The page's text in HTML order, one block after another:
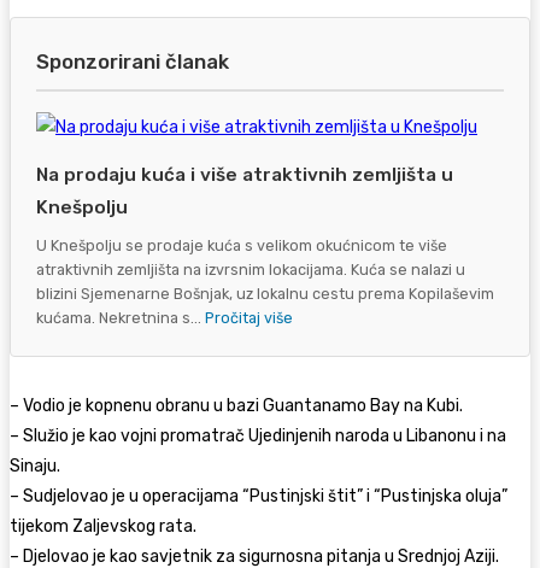
Sponzorirani članak
Na prodaju kuća i više atraktivnih zemljišta u
Knešpolju
U Knešpolju se prodaje kuća s velikom okućnicom te više
atraktivnih zemljišta na izvrsnim lokacijama. Kuća se nalazi u
blizini Sjemenarne Bošnjak, uz lokalnu cestu prema Kopilaševim
kućama. Nekretnina s... Pročitaj više
– Vodio je kopnenu obranu u bazi Guantanamo Bay na Kubi.
– Služio je kao vojni promatrač Ujedinjenih naroda u Libanonu i na
Sinaju.
– Sudjelovao je u operacijama “Pustinjski štit” i “Pustinjska oluja”
tijekom Zaljevskog rata.
– Djelovao je kao savjetnik za sigurnosna pitanja u Srednjoj Aziji.